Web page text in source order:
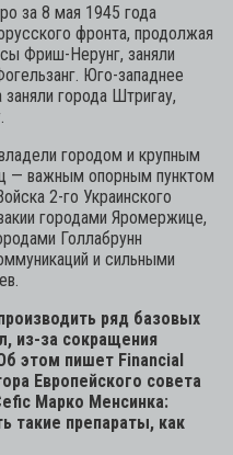
за 8 мая 1945 года
фронта, продолжая
Фриш-Нерунг, заняли
Юго-западнее
города Штригау,
городом и крупным
— важным опорным пунктом
2-го Украинского
городами Яромержице,
Голлабрунн
и сильными
ряд базовых
из-за сокращения
этом пишет Financial
Европейского совета
Марко Менсинка:
такие препараты, как